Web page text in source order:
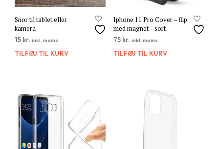
Snor til tablet eller
kamera
15 kr. inkl. moms
TILFØJ TIL KURV
Iphone 11 Pro Cover – flip
med magnet – sort
75 kr. inkl. moms
TILFØJ TIL KURV